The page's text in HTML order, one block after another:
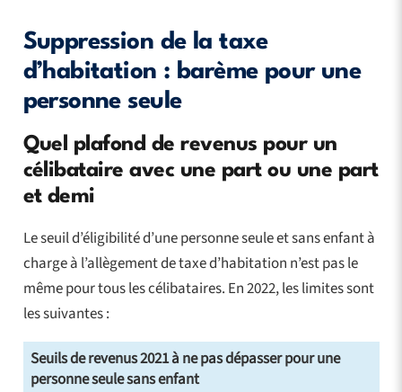
Suppression de la taxe
d’habitation : barème pour une
personne seule
Quel plafond de revenus pour un
célibataire avec une part ou une part
et demi
Le seuil d’éligibilité d’une personne seule et sans enfant à
charge à l’allègement de taxe d’habitation n’est pas le
même pour tous les célibataires. En 2022, les limites sont
les suivantes :
Seuils de revenus 2021 à ne pas dépasser pour une
personne seule sans enfant